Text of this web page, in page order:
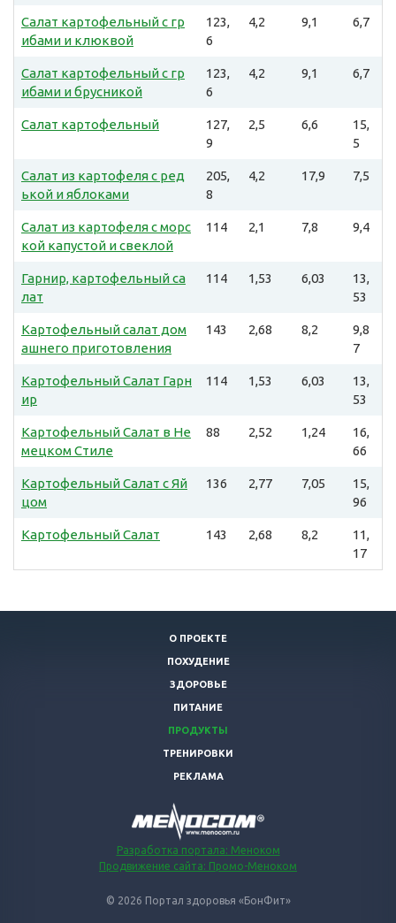
Салат картофельный с гр
ибами и клюквой
123,
6
4,2 9,1 6,7
Салат картофельный с гр
ибами и брусникой
123,
6
4,2 9,1 6,7
Салат картофельный
127,
9
2,5 6,6
15,
5
Салат из картофеля с ред
ькой и яблоками
205,
8
4,2 17,9 7,5
Салат из картофеля с морс
кой капустой и свеклой
114 2,1 7,8 9,4
Гарнир, картофельный са
лат
114 1,53 6,03
13,
53
Картофельный салат дом
ашнего приготовления
143 2,68 8,2
9,8
7
Картофельный Салат Гарн
ир
114 1,53 6,03
13,
53
Картофельный Салат в Не
мецком Стиле
88 2,52 1,24
16,
66
Картофельный Салат с Яй
цом
136 2,77 7,05
15,
96
Картофельный Салат 143 2,68 8,2
11,
17
О ПРОЕКТЕ
ПОХУДЕНИЕ
ЗДОРОВЬЕ
ПИТАНИЕ
ПРОДУКТЫ
ТРЕНИРОВКИ
РЕКЛАМА
Разработка портала: Меноком
Продвижение сайта: Промо-Меноком
© 2026 Портал здоровья «БонФит»